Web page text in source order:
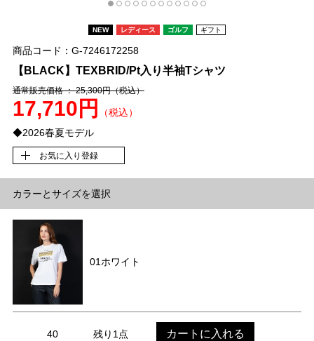
NEW レディース ゴルフ ギフト
商品コード：G-7246172258
【BLACK】TEXBRID/Pt入り半袖Tシャツ
通常販売価格 ： 25,300円（税込）
17,710円
（税込）
◆2026春夏モデル
お気に入り登録
カラーとサイズを選択
01ホワイト
40 残り1点 カートに入れる